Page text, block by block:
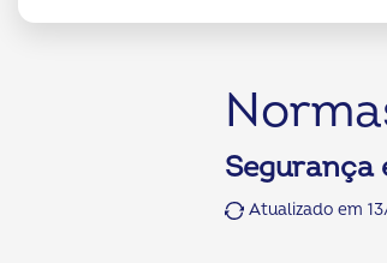
Segurança
Atualizado em